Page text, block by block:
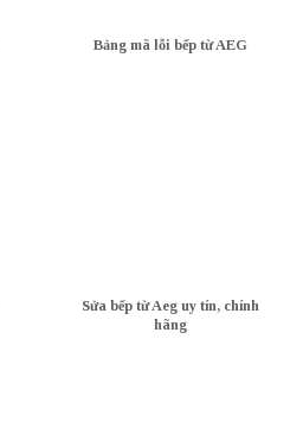
Bảng mã lỗi bếp từ AEG
Sửa bếp từ Aeg uy tín, chính
hãng